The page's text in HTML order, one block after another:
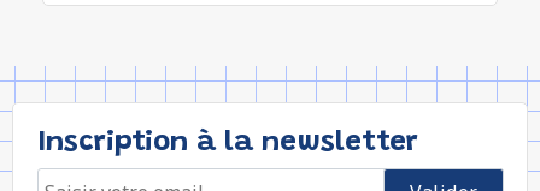
Inscription à la newsletter